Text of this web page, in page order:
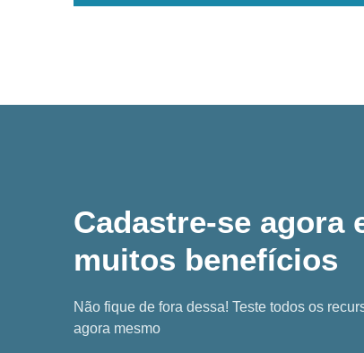
Cadastre-se agora
muitos benefícios
Não fique de fora dessa! Teste todos os
agora mesmo